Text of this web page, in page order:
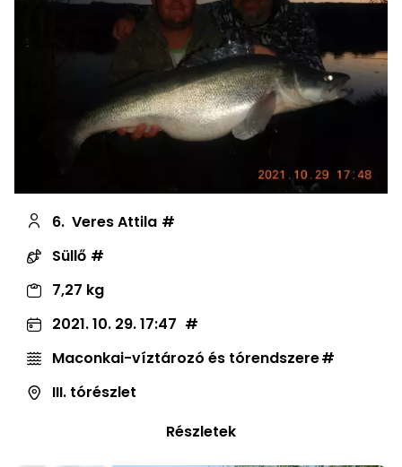
6. Veres Attila
Süllő
7,27 kg
2021. 10. 29. 17:47
Maconkai-víztározó és tórendszere
III. tórészlet
Részletek